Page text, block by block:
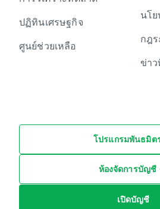
ปฏิทินเศรษฐกิจ
ศูนย์ช่วยเหลือ
นโ
กฎร
ข่า
โปรแกรมพันธมิต
ห้องจัดการบัญชี
เปิดบัญชี